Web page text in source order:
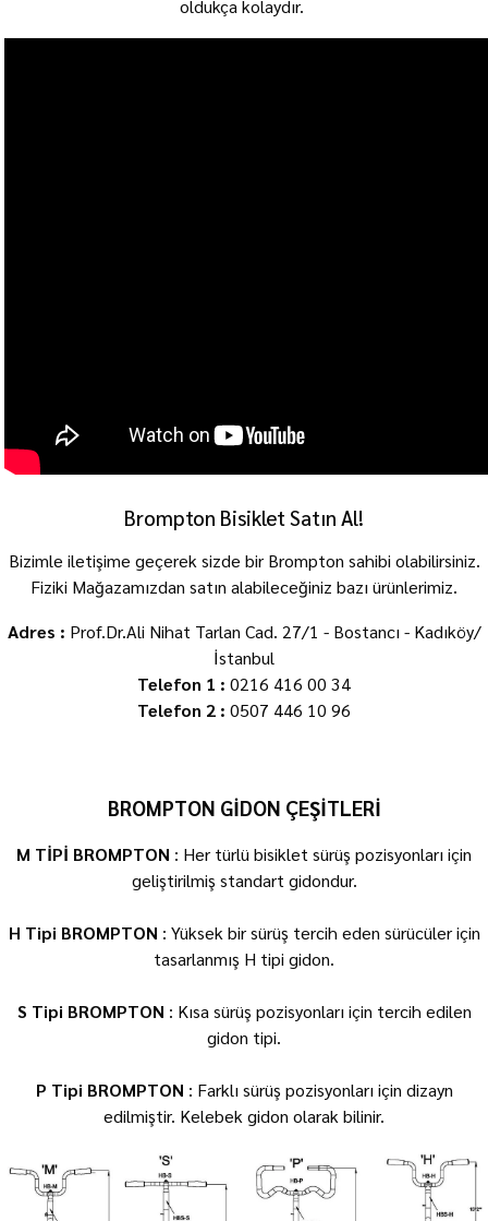
oldukça kolaydır.
Brompton Bisiklet Satın Al!
Bizimle iletişime geçerek sizde bir Brompton sahibi olabilirsiniz.
Fiziki Mağazamızdan satın alabileceğiniz bazı ürünlerimiz.
Adres : Prof.Dr.Ali Nihat Tarlan Cad. 27/1 - Bostancı - Kadıköy/
İstanbul
Telefon 1 : 0216 416 00 34
Telefon 2 : 0507 446 10 96
BROMPTON GİDON ÇEŞİTLERİ
M TİPİ BROMPTON : Her türlü bisiklet sürüş pozisyonları için
geliştirilmiş standart gidondur.
H Tipi BROMPTON : Yüksek bir sürüş tercih eden sürücüler için
tasarlanmış H tipi gidon.
S Tipi BROMPTON : Kısa sürüş pozisyonları için tercih edilen
gidon tipi.
P Tipi BROMPTON : Farklı sürüş pozisyonları için dizayn
edilmiştir. Kelebek gidon olarak bilinir.